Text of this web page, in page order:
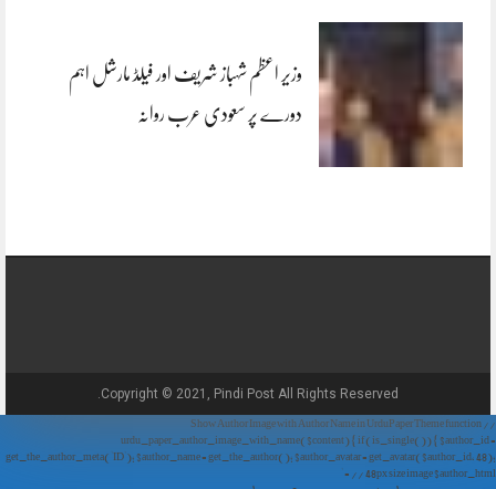
وزیر اعظم شہباز شریف اور فیلڈ مارشل اہم
دورے پر سعودی عرب روانہ
Copyright © 2021, Pindi Post All Rights Reserved.
// Show Author Image with Author Name in UrduPaper Theme function
urdu_paper_author_image_with_name($content) { if (is_single()) { $author_id =
get_the_author_meta('ID'); $author_name = get_the_author(); $author_avatar = get_avatar($author_id, 48);
// 48px size image $author_html = '